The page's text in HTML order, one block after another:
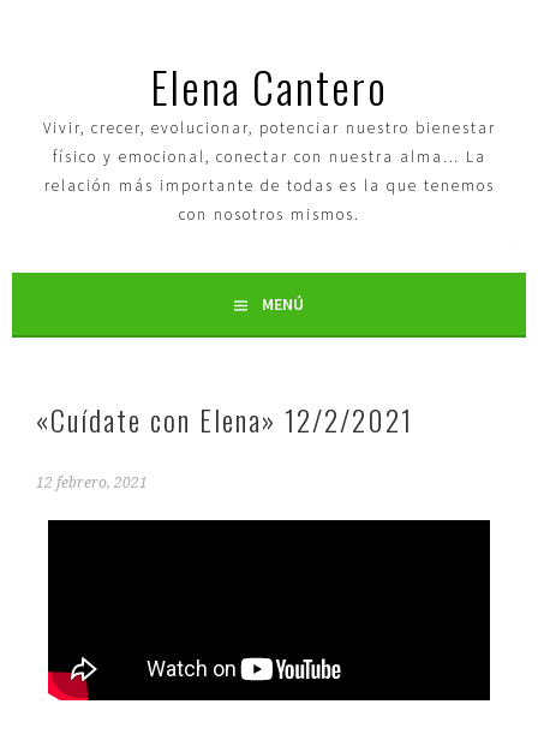
Elena Cantero
Vivir, crecer, evolucionar, potenciar nuestro bienestar
físico y emocional, conectar con nuestra alma… La
relación más importante de todas es la que tenemos
con nosotros mismos.
MENÚ
«Cuídate con Elena» 12/2/2021
12 febrero, 2021